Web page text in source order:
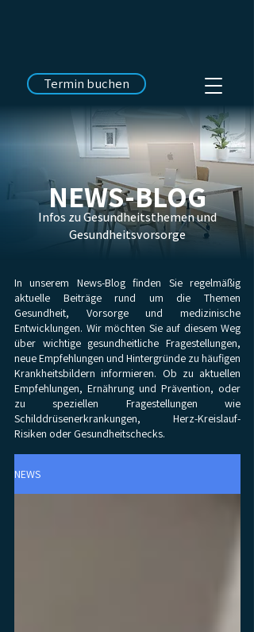
Termin buchen
NEWS-BLOG
Infos zu Gesundheitsthemen und
Gesundheitsvorsorge
In unserem News-Blog finden Sie regelmäßig
aktuelle Beiträge rund um die Themen
Gesundheit, Vorsorge und medizinische
Entwicklungen. Wir möchten Sie auf diesem Weg
über wichtige gesundheitliche Fragestellungen,
neue Empfehlungen und Hintergründe zu häufigen
Krankheitsbildern informieren. Ob zu aktuellen
Empfehlungen, Ernährung und Prävention, oder
zu speziellen Fragestellungen wie
Schilddrüsenerkrankungen, Herz-Kreislauf-
Risiken oder Gesundheitschecks.
NEWS